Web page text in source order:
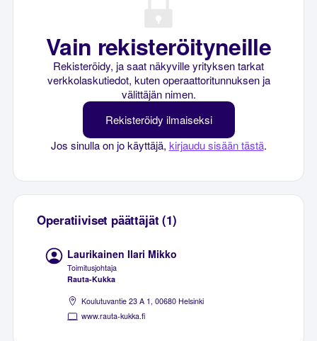
Vain rekisteröityneille
Rekisteröidy, ja saat näkyville yrityksen tarkat
verkkolaskutiedot, kuten operaattoritunnuksen ja
välittäjän nimen.
Rekisteröidy ilmaiseksi
Jos sinulla on jo käyttäjä, kirjaudu sisään tästä.
Operatiiviset päättäjät (1)
Laurikainen Ilari Mikko
Toimitusjohtaja
Rauta-Kukka
Koulutuvantie 23 A 1, 00680 Helsinki
www.rauta-kukka.fi